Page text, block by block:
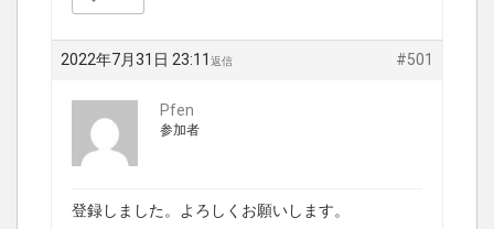
2022年7月31日 23:11 #501
返信
Pfen
参加者
登録しました。よろしくお願いします。